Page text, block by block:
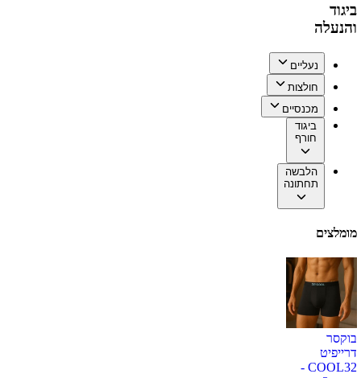
ביגוד
והנעלה
נעליים
חולצות
מכנסיים
ביגוד
חורף
הלבשה
תחתונה
מומלצים
בוקסר
דרייפיט
COOL32 -